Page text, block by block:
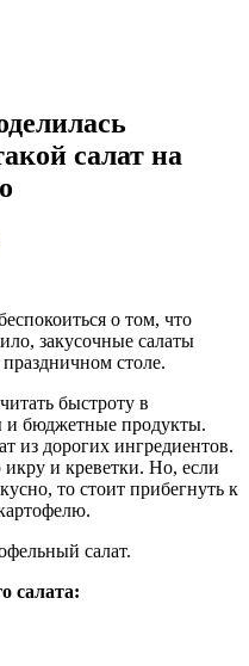
салат на
о том, что
закусочные салаты
столе.
быстроту в
и бюджетные продукты.
из дорогих ингредиентов.
и креветки. Но, если
то стоит прибегнуть к
салат.
салата: